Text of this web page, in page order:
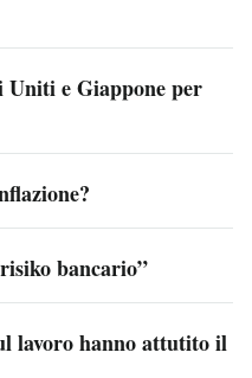
e Giappone per
bancario”
lavoro hanno attutito il